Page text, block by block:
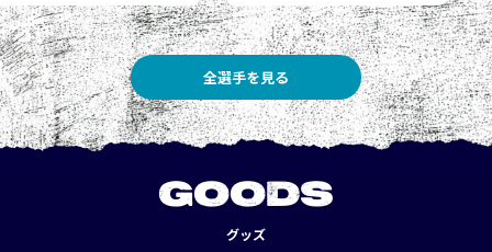
全選手を見る
GOODS
グッズ